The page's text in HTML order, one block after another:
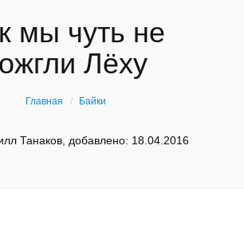
мы чуть не
Лёху
Главная Байки
Танаков, добавлено: 18.04.2016